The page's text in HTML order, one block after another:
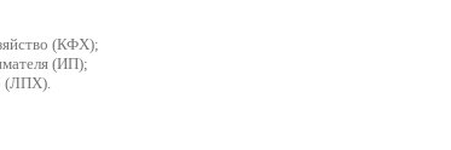
(КФХ);
(ИП);
(ЛПХ).